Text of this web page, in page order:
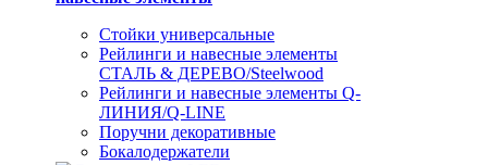
Стойки универсальные
Рейлинги и навесные элементы
СТАЛЬ & ДЕРЕВО/Steelwood
Рейлинги и навесные элементы Q-
ЛИНИЯ/Q-LINE
Поручни декоративные
Бокалодержатели